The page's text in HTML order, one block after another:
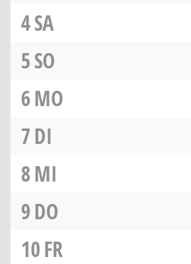
4SA
5SO
6MO
7DI
8MI
9DO
10FR